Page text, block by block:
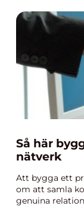
Så här
nätverk
Att bygga ett
om att samla
genuina